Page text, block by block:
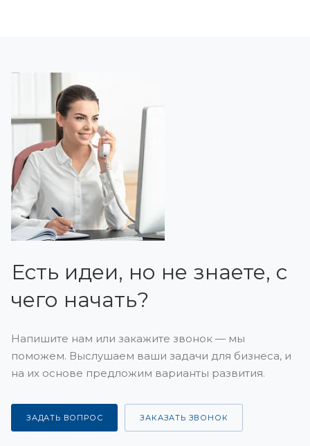
Есть идеи, но не знаете, с
чего начать?
Напишите нам или закажите звонок — мы
поможем. Выслушаем ваши задачи для бизнеса, и
на их основе предложим варианты развития.
ЗАДАТЬ ВОПРОС ЗАКАЗАТЬ ЗВОНОК